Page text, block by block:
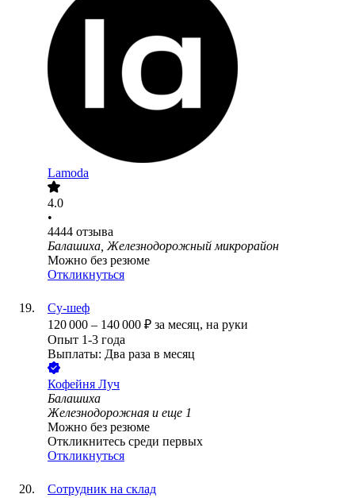
Lamoda
4.0
•
4444 отзыва
Балашиха, Железнодорожный микрорайон
Можно без резюме
Откликнуться
Су-шеф
120 000 – 140 000 ₽ за месяц, на руки
Опыт 1-3 года
Выплаты: Два раза в месяц
Кофейня Луч
Балашиха
Железнодорожная и еще 1
Можно без резюме
Откликнитесь среди первых
Откликнуться
Сотрудник на склад